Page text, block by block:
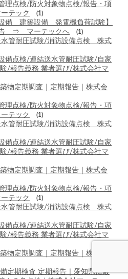
点検/防火対象物点検/報告・項
テック
(1)
備 建築設備 発電機負荷試験】
告 ⇒ マーテックへ
(1)
水管耐圧試験/消防設備点検 株式
点検/連結送水管耐圧試験/自家
/報告義務 業者選び/株式会社マ
物定期調査｜定期報告｜株式会
点検/防火対象物点検/報告・項
テック
(1)
水管耐圧試験/消防設備点検 株式
点検/連結送水管耐圧試験/自家
/報告義務 業者選び/株式会社マ
物定期調査｜定期報告｜株式会
点検/防火対象物点検/報告・項
テック
(1)
水管耐圧試験/消防設備点検 株式
点検/連結送水管耐圧試験/自家
/報告義務 業者選び/株式会社マ
物定期調査｜定期報告｜株式会
定期検査 定期報告｜愛知県に最